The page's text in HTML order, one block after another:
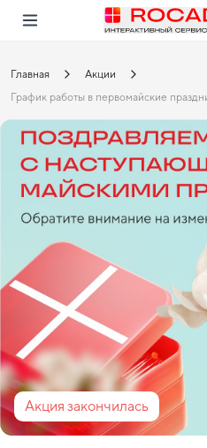
Открыть в приложении!
Главная
Акции
Акция закончилась